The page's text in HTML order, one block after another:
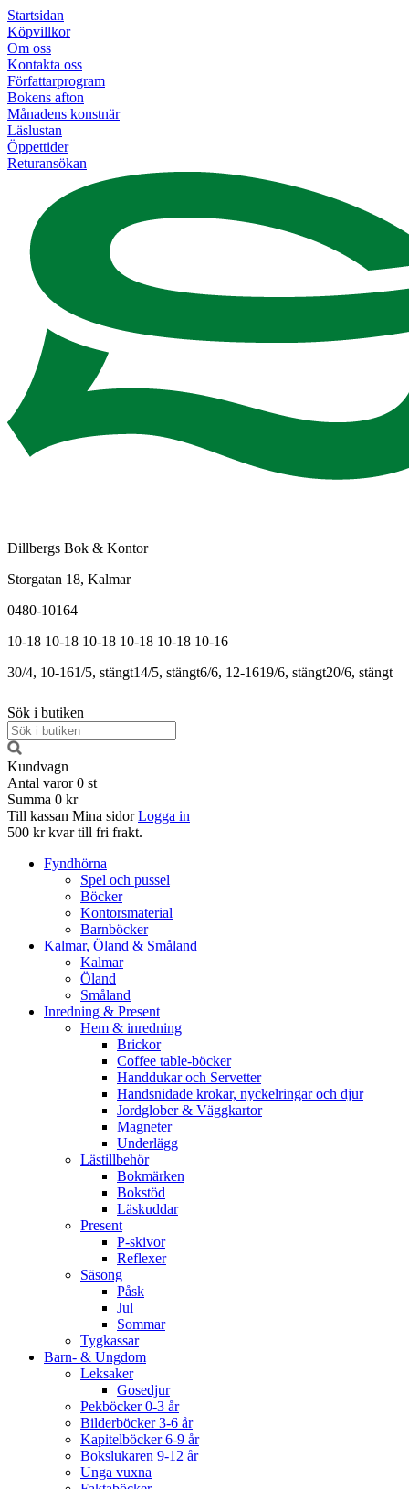
Startsidan
Köpvillkor
Om oss
Kontakta oss
Författarprogram
Bokens afton
Månadens konstnär
Läslustan
Öppettider
Returansökan
Dillbergs Bok & Kontor
Storgatan 18, Kalmar
0480-10164
10-18 10-18 10-18 10-18 10-18 10-16
30/4, 10-161/5, stängt14/5, stängt6/6, 12-1619/6, stängt20/6, stängt
Sök i butiken
Kundvagn
Antal varor 0 st
Summa 0 kr
Till kassan Mina sidor Logga in
500 kr kvar till fri frakt.
Fyndhörna
Spel och pussel
Böcker
Kontorsmaterial
Barnböcker
Kalmar, Öland & Småland
Kalmar
Öland
Småland
Inredning & Present
Hem & inredning
Brickor
Coffee table-böcker
Handdukar och Servetter
Handsnidade krokar, nyckelringar och djur
Jordglober & Väggkartor
Magneter
Underlägg
Lästillbehör
Bokmärken
Bokstöd
Läskuddar
Present
P-skivor
Reflexer
Säsong
Påsk
Jul
Sommar
Tygkassar
Barn- & Ungdom
Leksaker
Gosedjur
Pekböcker 0-3 år
Bilderböcker 3-6 år
Kapitelböcker 6-9 år
Bokslukaren 9-12 år
Unga vuxna